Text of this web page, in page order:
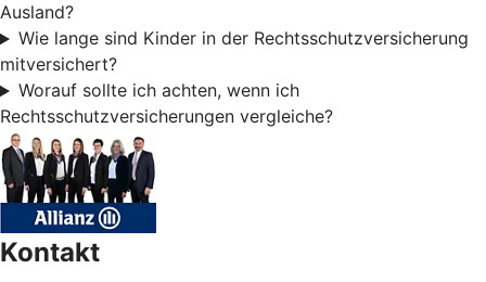
Ausland?
Wie lange sind Kinder in der Rechtsschutzversicherung
mitversichert?
Worauf sollte ich achten, wenn ich
Rechtsschutzversicherungen vergleiche?
Kontakt